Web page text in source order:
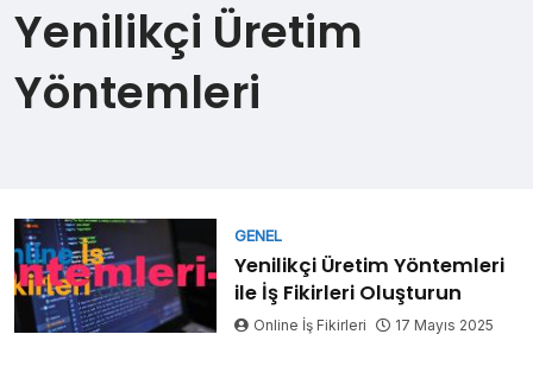
Yenilikçi Üretim
Yöntemleri
GENEL
Yenilikçi Üretim Yöntemleri
ile İş Fikirleri Oluşturun
Online İş Fikirleri 17 Mayıs 2025